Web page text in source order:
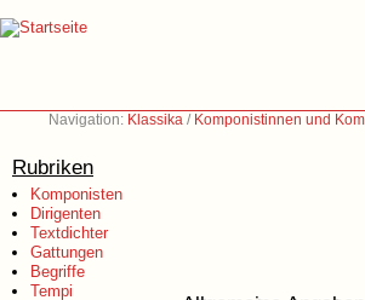
Navigation: Klassika / Komponistinnen und
Rubriken
Komponisten
Dirigenten
Textdichter
Gattungen
Begriffe
Tempi